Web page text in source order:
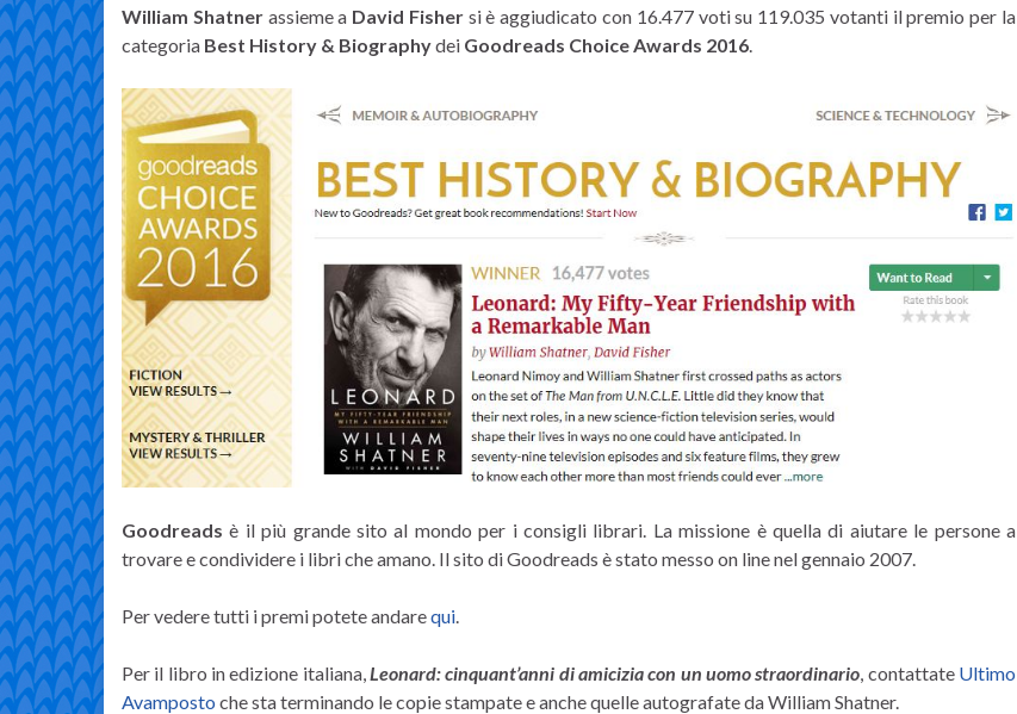
William Shatnerassieme a David Fishersi è aggiudicato con 16.477 voti su 119.035 votanti il premio per la
categoria Best History & Biographydei Goodreads Choice Awards 2016.
Goodreads è il più grande sito al mondo per i consigli librari. La missione è quella di aiutare le persone a
trovare e condividere i libri che amano. Il sito di Goodreads è stato messo on line nel gennaio 2007.
Per vedere tutti i premi potete andarequi
Per il libro in edizione italiana, Leonard: cinquant’anni di amicizia con un uomo straordinario , contattate Ultimo
Avamposto che sta terminando le copie stampate e anche quelle autografate da William Shatner.